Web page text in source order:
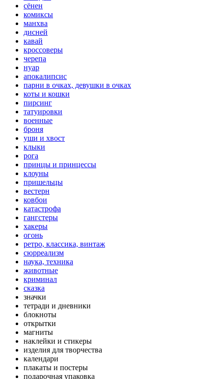
сёнен
комиксы
манхва
дисней
кавай
кроссоверы
черепа
нуар
апокалипсис
парни в очках, девушки в очках
коты и кошки
пирсинг
татуировки
военные
броня
уши и хвост
клыки
рога
принцы и принцессы
клоуны
пришельцы
вестерн
ковбои
катастрофа
гангстеры
хакеры
огонь
ретро, классика, винтаж
сюрреализм
наука, техника
животные
криминал
сказка
значки
тетради и дневники
блокноты
открытки
магниты
наклейки и стикеры
изделия для творчества
календари
плакаты и постеры
подарочная упаковка